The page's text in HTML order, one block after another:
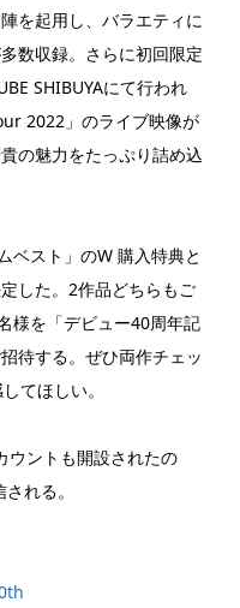
を起用し、バラエティに
数収録。さらに初回限定
SHIBUYAにて行われ
2022」のライブ映像が
の魅力をたっぷり詰め込
ベスト」のW 購入特典と
した。2作品どちらもご
様を「デビュー40周年記
待する。ぜひ両作チェッ
てほしい。
ントも開設されたの
れる。